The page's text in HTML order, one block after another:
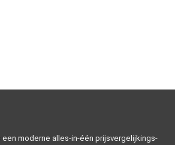
moderne alles-in-één prijsvergelijkings-